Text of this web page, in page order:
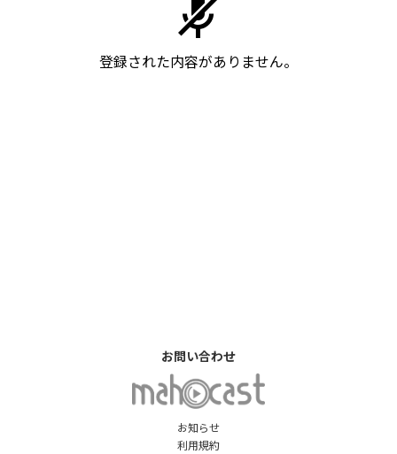
登録された内容がありません。
お知らせ
利用規約
お問い合わせ